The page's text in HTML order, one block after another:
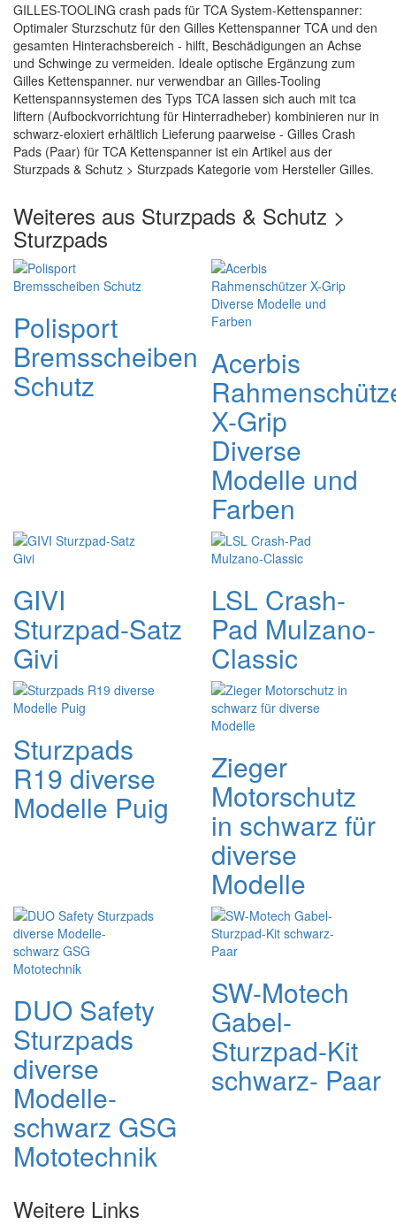
GILLES-TOOLING crash pads für TCA System-Kettenspanner:
Optimaler Sturzschutz für den Gilles Kettenspanner TCA und den
gesamten Hinterachsbereich - hilft, Beschädigungen an Achse
und Schwinge zu vermeiden. Ideale optische Ergänzung zum
Gilles Kettenspanner. nur verwendbar an Gilles-Tooling
Kettenspannsystemen des Typs TCA lassen sich auch mit tca
liftern (Aufbockvorrichtung für Hinterradheber) kombinieren nur in
schwarz-eloxiert erhältlich Lieferung paarweise - Gilles Crash
Pads (Paar) für TCA Kettenspanner ist ein Artikel aus der
Sturzpads & Schutz > Sturzpads Kategorie vom Hersteller Gilles.
Weiteres aus Sturzpads & Schutz >
Sturzpads
Polisport
Bremsscheiben
Schutz
Acerbis
X-Grip
Diverse
Modelle und
Farben
GIVI
Sturzpad-Satz
Givi
LSL Crash-
Pad Mulzano-
Classic
Sturzpads
R19 diverse
Modelle Puig
Zieger
Motorschutz
in schwarz für
diverse
Modelle
DUO Safety
Sturzpads
diverse
Modelle-
schwarz GSG
Mototechnik
SW-Motech
Gabel-
Sturzpad-Kit
schwarz- Paar
Weitere Links